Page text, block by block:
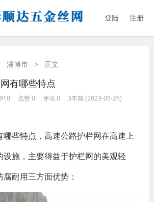
登陆 注册
淄博市 > 正文
有哪些特点
点赞 0 评论 0 3年前 (2023-05-26)
哪些特点，高速公路护栏网在高速上
设施，主要得益于护栏网的美观轻
耐用三方面优势：